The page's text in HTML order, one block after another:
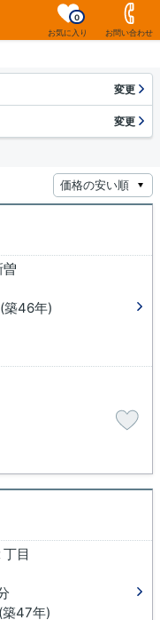
お気に入り
0
お問い合わせ
変更
変更
築46年)
目
47年)